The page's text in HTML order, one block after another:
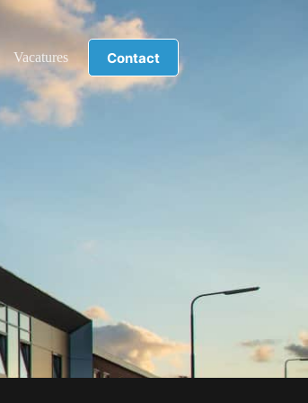
Vacatures Contact